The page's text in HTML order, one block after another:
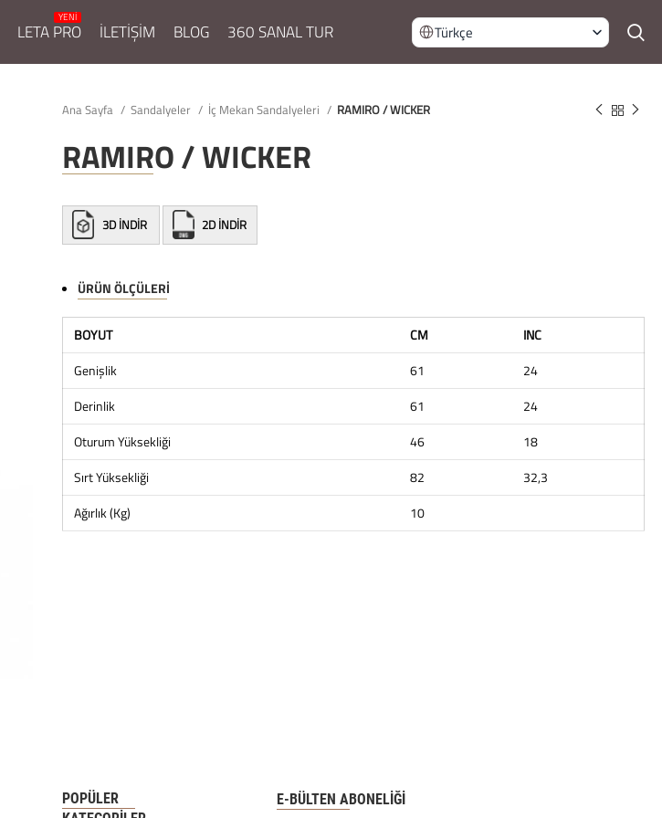
LETA PRO İLETİŞİM BLOG 360 SANAL TUR Türkçe
Ana Sayfa Sandalyeler İç Mekan Sandalyeleri RAMIRO / WICKER
RAMIRO / WICKER
3D İNDİR 2D İNDİR
ÜRÜN ÖLÇÜLERI
BOYUT CM
INC
Genişlik
61
24
Derinlik
61
24
Oturum Yüksekliği
46
18
Sırt Yüksekliği
82
32,3
Ağırlık (Kg)
10
POPÜLER
E-BÜLTEN ABONELİĞİ